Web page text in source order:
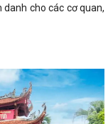
20/2026/NQ-HĐND
201/KH-UBND và Kế
phạm pháp luật bãi bỏ